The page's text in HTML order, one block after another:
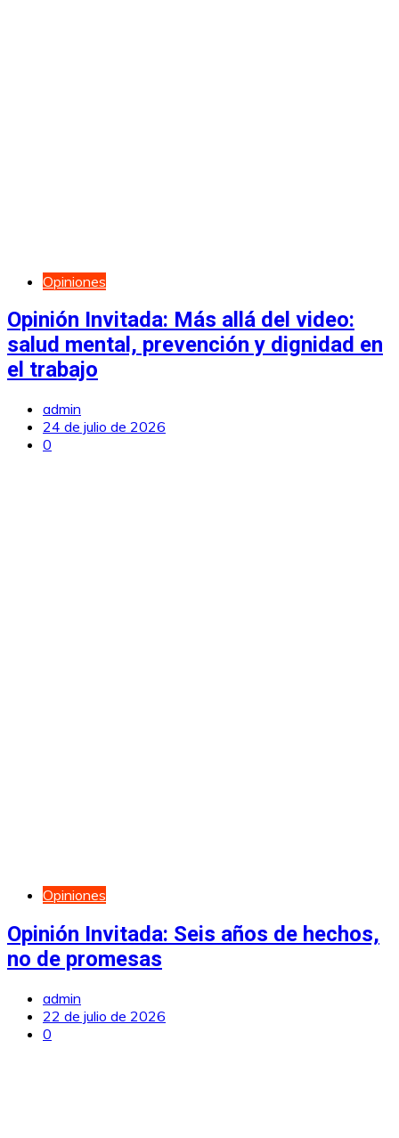
Opiniones
Opinión Invitada: Más allá del video:
salud mental, prevención y dignidad en
el trabajo
admin
24 de julio de 2026
0
Opiniones
Opinión Invitada: Seis años de hechos,
no de promesas
admin
22 de julio de 2026
0